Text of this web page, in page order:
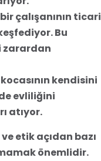
çalışanının ticari
Bu
zarardan
kendisini
evliliğini
atıyor.
etik açıdan bazı
önemlidir.